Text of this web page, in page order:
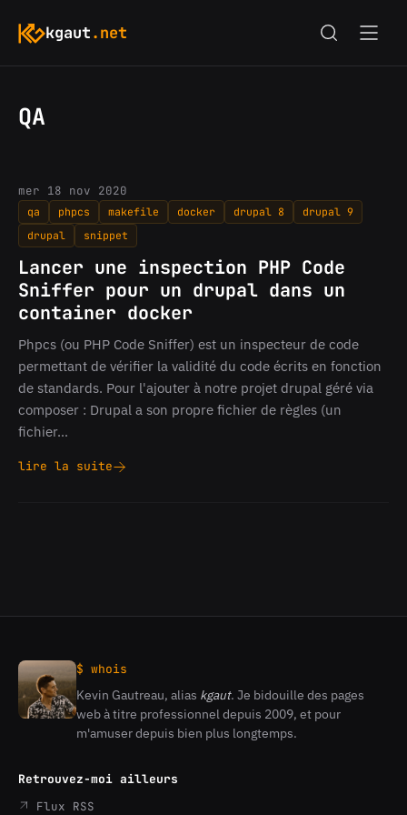
kgaut.net
QA
mer 18 nov 2020
qa phpcs makefile docker drupal 8
drupal 9
drupal
snippet
Lancer une inspection PHP Code
Sniffer pour un drupal dans un
container docker
Phpcs (ou PHP Code Sniffer) est un inspecteur de code
permettant de vérifier la validité du code écrits en fonction
de standards. Pour l'ajouter à notre projet drupal géré via
composer : Drupal a son propre fichier de règles (un
fichier…
lire la suite
Lancer
drupal
un
container
docker
$ whois
Kevin
Gautreau
Kevin Gautreau, alias kgaut. Je bidouille des pages
web à titre professionnel depuis 2009, et pour
m'amuser depuis bien plus longtemps.
Retrouvez-moi ailleurs
Flux RSS